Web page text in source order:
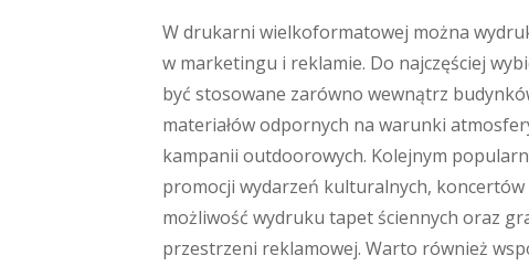
W drukarni wielkoformatowej można
w marketingu i reklamie. Do najczęściej
być stosowane zarówno wewnątrz
materiałów odpornych na warunki
kampanii outdoorowych. Kolejnym
promocji wydarzeń kulturalnych,
możliwość wydruku tapet ściennych oraz
przestrzeni reklamowej. Warto również